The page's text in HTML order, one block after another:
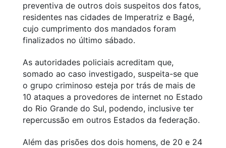
preventiva de outros dois suspeitos dos fatos,
residentes nas cidades de Imperatriz e Bagé,
cujo cumprimento dos mandados foram
finalizados no último sábado.
As autoridades policiais acreditam que,
somado ao caso investigado, suspeita-se que
o grupo criminoso esteja por trás de mais de
10 ataques a provedores de internet no Estado
do Rio Grande do Sul, podendo, inclusive ter
repercussão em outros Estados da federação.
Além das prisões dos dois homens, de 20 e 24